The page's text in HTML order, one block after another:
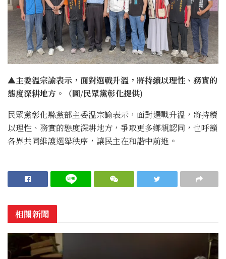
▲主委温宗諭表示，面對選戰升溫，將持續以理性、務實的
態度深耕地方。（圖/民眾黨彰化提供)
民眾黨彰化縣黨部主委温宗諭表示，面對選戰升溫，將持續
以理性、務實的態度深耕地方，爭取更多鄉親認同，也呼籲
各界共同維護選舉秩序，讓民主在和諧中前進。
相關新聞